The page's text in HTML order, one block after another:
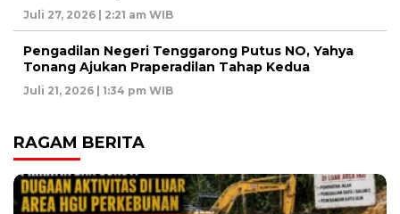
Juli 27, 2026 | 2:21 am WIB
Pengadilan Negeri Tenggarong Putus NO, Yahya
Tonang Ajukan Praperadilan Tahap Kedua
Juli 21, 2026 | 1:34 pm WIB
RAGAM BERITA